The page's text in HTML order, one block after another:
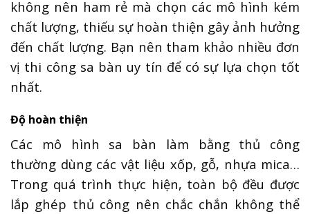
không nên ham rẻ mà chọn các mô hình kém
chất lượng, thiếu sự hoàn thiện gây ảnh hưởng
đến chất lượng. Bạn nên tham khảo nhiều đơn
vị thi công sa bàn uy tín để có sự lựa chọn tốt
nhất.
Độ hoàn thiện
Các mô hình sa bàn làm bằng thủ công
thường dùng các vật liệu xốp, gỗ, nhựa mica…
Trong quá trình thực hiện, toàn bộ đều được
lắp ghép thủ công nên chắc chắn không thể